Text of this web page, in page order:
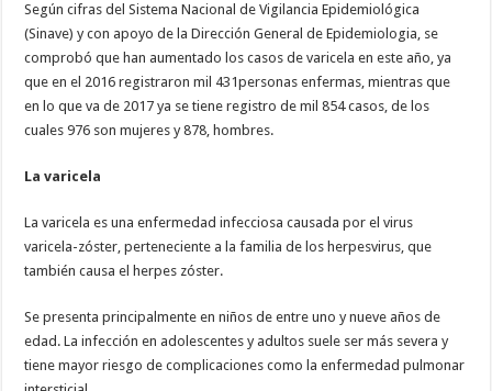
Según cifras del Sistema Nacional de Vigilancia Epidemiológica
(Sinave) y con apoyo de la Dirección General de Epidemiologia, se
comprobó que han aumentado los casos de varicela en este año, ya
que en el 2016 registraron mil 431personas enfermas, mientras que
en lo que va de 2017 ya se tiene registro de mil 854 casos, de los
cuales 976 son mujeres y 878, hombres.
La varicela
La varicela es una enfermedad infecciosa causada por el virus
varicela-zóster, perteneciente a la familia de los herpesvirus, que
también causa el herpes zóster.
Se presenta principalmente en niños de entre uno y nueve años de
edad. La infección en adolescentes y adultos suele ser más severa y
tiene mayor riesgo de complicaciones como la enfermedad pulmonar